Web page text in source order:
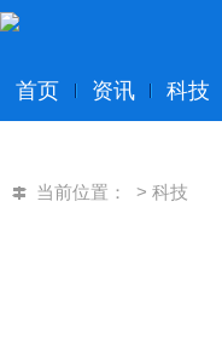
首页 资讯 科技
当前位置： > 科技